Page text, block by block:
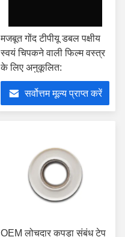
मजबूत गोंद टीपीयू डबल पक्षीय
स्वयं चिपकने वाली फिल्म वस्त्र
के लिए अनुकूलित:
सर्वोत्तम मूल्य प्राप्त करें
OEM लोचदार कपड़ा संबंध टेप